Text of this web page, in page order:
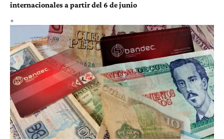
internacionales a partir del 6 de junio